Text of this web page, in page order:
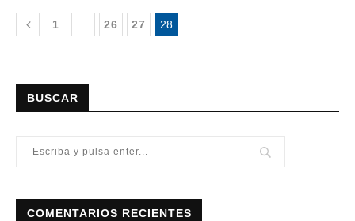
1 … 26 27 28
BUSCAR
COMENTARIOS RECIENTES